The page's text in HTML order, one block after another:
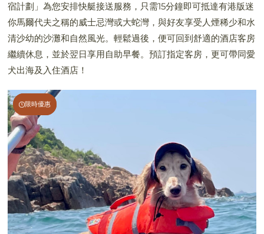
宿計劃」為您安排快艇接送服務，只需15分鐘即可抵達有港版迷
你馬爾代夫之稱的威士忌灣或大蛇灣，與好友享受人煙稀少和水
清沙幼的沙灘和自然風光。輕鬆過後，便可回到舒適的酒店客房
繼續休息，並於翌日享用自助早餐。預訂指定客房，更可帶同愛
犬出海及入住酒店！
限時優惠
限時優惠